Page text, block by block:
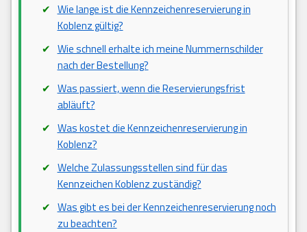
Wie lange ist die Kennzeichenreservierung in
Koblenz gültig?
Wie schnell erhalte ich meine Nummernschilder
nach der Bestellung?
Was passiert, wenn die Reservierungsfrist
abläuft?
Was kostet die Kennzeichenreservierung in
Koblenz?
Welche Zulassungsstellen sind für das
Kennzeichen Koblenz zuständig?
Was gibt es bei der Kennzeichenreservierung noch
zu beachten?